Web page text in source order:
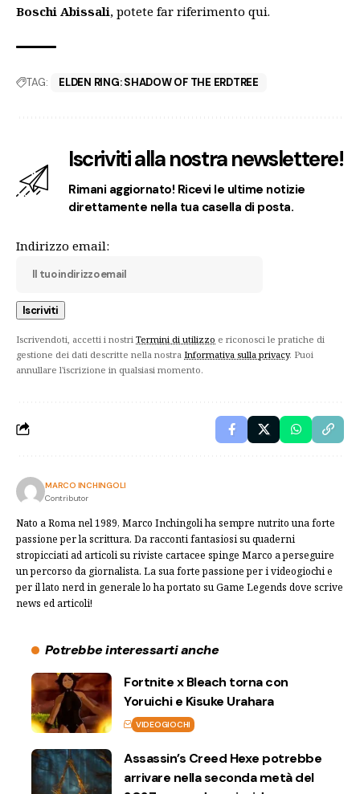
Boschi Abissali, potete far riferimento qui.
TAG: ELDEN RING: SHADOW OF THE ERDTREE
Iscriviti alla nostra newslettere!
Rimani aggiornato! Ricevi le ultime notizie
direttamente nella tua casella di posta.
Indirizzo email:
Iscrivendoti, accetti i nostri Termini di utilizzo e riconosci le pratiche di
gestione dei dati descritte nella nostra Informativa sulla privacy. Puoi
annullare l'iscrizione in qualsiasi momento.
MARCO INCHINGOLI
Contributor
Nato a Roma nel 1989, Marco Inchingoli ha sempre nutrito una forte
passione per la scrittura. Da racconti fantasiosi su quaderni
stropicciati ad articoli su riviste cartacee spinge Marco a perseguire
un percorso da giornalista. La sua forte passione per i videogiochi e
per il lato nerd in generale lo ha portato su Game Legends dove scrive
news ed articoli!
Potrebbe interessarti anche
Fortnite x Bleach torna con
Yoruichi e Kisuke Urahara
VIDEOGIOCHI
Assassin’s Creed Hexe potrebbe
arrivare nella seconda metà del